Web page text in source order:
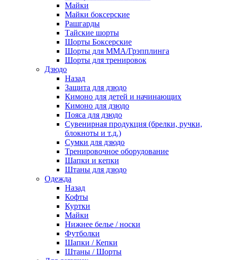
Майки
Майки боксерские
Рашгарды
Тайские шорты
Шорты Боксерские
Шорты для ММА/Грэпплинга
Шорты для тренировок
Дзюдо
Назад
Защита для дзюдо
Кимоно для детей и начинающих
Кимоно для дзюдо
Пояса для дзюдо
Сувенирная продукция (брелки, ручки,
блокноты и т.д.)
Сумки для дзюдо
Тренировочное оборудование
Шапки и кепки
Штаны для дзюдо
Одежда
Назад
Кофты
Куртки
Майки
Нижнее белье / носки
Футболки
Шапки / Кепки
Штаны / Шорты